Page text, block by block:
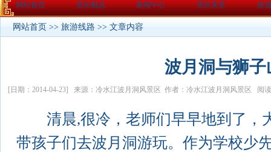
网站首页 景区概况 新闻中心 景区美景 旅
网站首页 >> 旅游线路 >> 文章内容
波月洞与狮子
[日期：2014-04-23] 来源：冷水江波月洞风景区 作者：冷水江波月洞风景区 阅
清晨,很冷，老师们早早地到了，
带孩子们去波月洞游玩。作为学校少